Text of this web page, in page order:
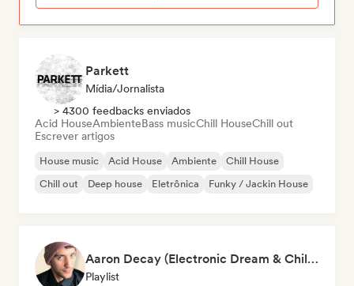
Parkett
Mídia/Jornalista
> 4300 feedbacks enviados
Acid HouseAmbienteBass musicChill HouseChill out
Escrever artigos
House music Acid House Ambiente
Chill House
Chill out
Deep house Eletrônica Funky / Jackin House
Aaron Decay (Electronic Dream & Chill Electronic Dream playlists)
Playlist